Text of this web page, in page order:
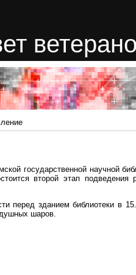
государственной научной
второй этап подведения
перед зданием библиотеки в
шаров.